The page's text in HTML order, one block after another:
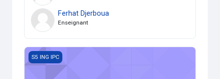
Ferhat Djerboua
Enseignant
Analyse numérique (ING3-IPC)
S5 ING IPC